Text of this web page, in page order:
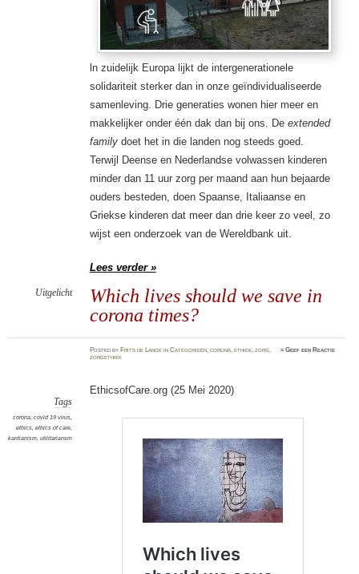
ln zuidelijk Europa lijkt de intergenerationele
solidariteit sterker dan in onze geïndividualiseerde
samenleving. Drie generaties wonen hier meer en
makkelijker onder één dak dan bij ons. De extended
familydoet het in die landen nog steeds goed.
Terwijl Deense en Nederlandse volwassen kinderen
minder dan 11 uur zorg per maand aan hun bejaarde
ouders besteden, doen Spaanse, Italiaanse en
Griekse kinderen dat meer dan drie keer zo veel, zo
wijst een onderzoek van de Wereldbank uit.
Lees verder »
Which lives should we save in
corona times?
Uitgelicht
PostedbyFrits de Lange inCategorieën ,corona ,ethiek ,zorg
zorgethiek
≈Geef een Reactie
Tags
corona, covid 19 virus,
ethics, ethics of care,
kantianism, utilitariansm
EthicsofCare.org (25 Mei 2020)